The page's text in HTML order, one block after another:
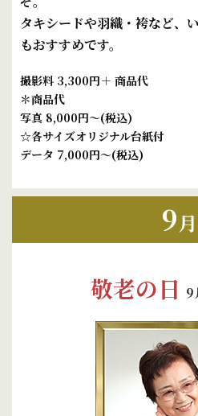
タキシードや羽織・袴など、
もおすすめです。
撮影料 3,300円＋ 商品代
＊商品代
写真 8,000円～(税込)
☆各サイズオリジナル台紙付
データ 7,000円～(税込)
9月
敬老の日 9